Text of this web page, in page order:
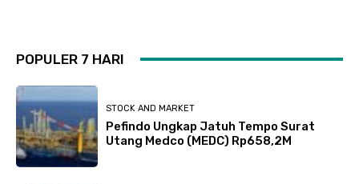
POPULER 7 HARI
STOCK AND MARKET
Pefindo Ungkap Jatuh Tempo Surat
Utang Medco (MEDC) Rp658,2M